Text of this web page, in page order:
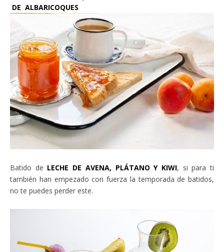
DE ALBARICOQUES
Batido de LECHE DE AVENA, PLÁTANO Y KIWI, si para ti
también han empezado con fuerza la temporada de batidos,
no te puedes perder este.